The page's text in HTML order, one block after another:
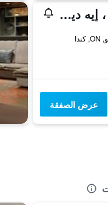
هوتل إكس تورونت ، إيه ديستينيشن باي حياة هوتل
عرض الصفقة